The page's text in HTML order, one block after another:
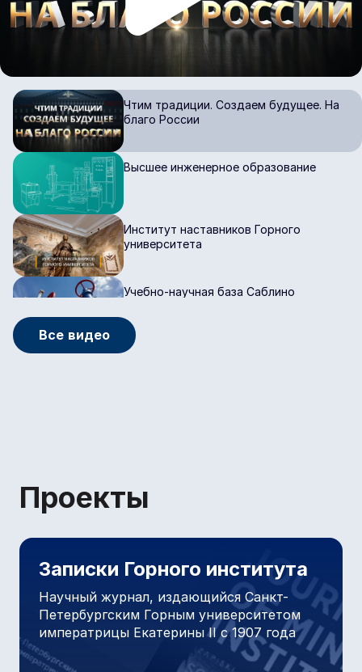
Чтим традиции. Создаем будущее. На
благо России
Высшее инженерное образование
Институт наставников Горного
университета
Учебно-научная база Саблино
Учебная база в Республике Крым
Все видео
Проекты
Записки Горного института
Научный журнал, издающийся Санкт-
Петербургским Горным университетом
императрицы Екатерины II с 1907 года